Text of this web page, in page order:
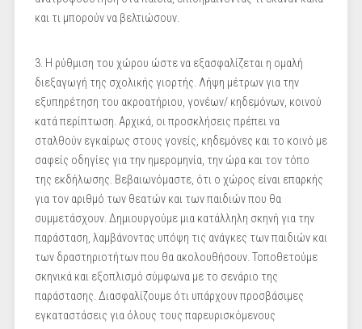
και τι μπορούν να βελτιώσουν.
3. Η ρύθμιση του χώρου ώστε να εξασφαλίζεται η ομαλή
διεξαγωγή της σχολικής γιορτής. Λήψη μέτρων για την
εξυπηρέτηση του ακροατήριου, γονέων/ κηδεμόνων, κοινού
κατά περίπτωση. Αρχικά, οι προσκλήσεις πρέπει να
σταλθούν εγκαίρως στους γονείς, κηδεμόνες και το κοινό με
σαφείς οδηγίες για την ημερομηνία, την ώρα και τον τόπο
της εκδήλωσης. Βεβαιωνόμαστε, ότι ο χώρος είναι επαρκής
για τον αριθμό των θεατών και των παιδιών που θα
συμμετάσχουν. Δημιουργούμε μια κατάλληλη σκηνή για την
παράσταση, λαμβάνοντας υπόψη τις ανάγκες των παιδιών και
των δραστηριοτήτων που θα ακολουθήσουν. Τοποθετούμε
σκηνικά και εξοπλισμό σύμφωνα με το σενάριο της
παράστασης. Διασφαλίζουμε ότι υπάρχουν προσβάσιμες
εγκαταστάσεις για όλους τους παρευρισκόμενους